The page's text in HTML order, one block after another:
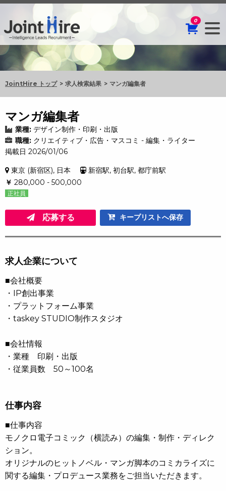
0
JointHire トップ 求人検索結果 マンガ編集者
マンガ編集者
業種: デザイン制作・印刷・出版
職種: クリエイティブ・広告・マスコミ - 編集・ライター
掲載日 2026/01/06
東京 (新宿区), 日本
新宿駅, 初台駅, 都庁前駅
￥ 280,000 - 500,000
正社員
応募する キープリストへ保存
求人企業について
■会社概要
・IP創出事業
・プラットフォーム事業
・taskey STUDIO制作スタジオ
■会社情報
・業種 印刷・出版
・従業員数 50～100名
仕事内容
■仕事内容
モノクロ電子コミック（横読み）の編集・制作・ディレク
ション。
オリジナルのヒットノベル・マンガ脚本のコミカライズに
関する編集・プロデュース業務をご担当いただきます。